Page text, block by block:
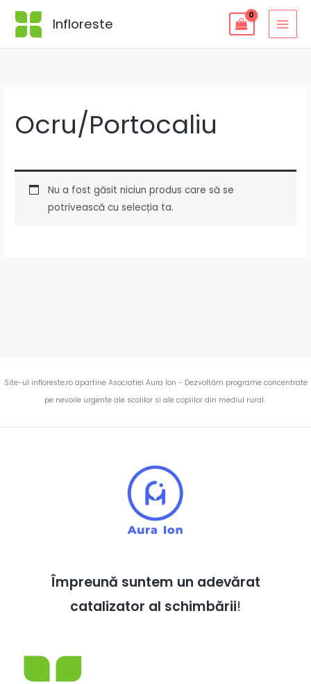
Skip
Infloreste
Ocru/Portocaliu
Nu a fost găsit niciun produs care să se
potrivească cu selecția ta.
Site-ul infloreste.ro apartine Asociatiei Aura Ion - Dezvoltăm programe concentrate
pe nevoile urgente ale scolilor si ale copiilor din mediul rural.
Împreună suntem un adevărat
catalizator al schimbării!